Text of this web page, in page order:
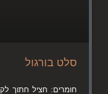
סלט בורגול
חומרים: חציל חתוך